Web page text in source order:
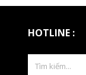
HOTLINE :